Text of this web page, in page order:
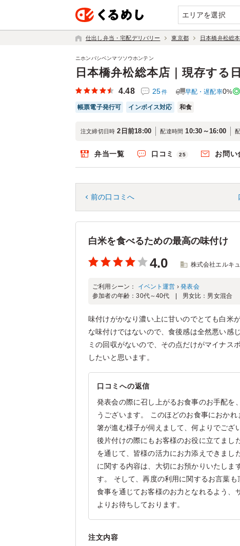
エリアを選択
仕出し弁当・宅配デリバリー 東京都 日本橋弁松総
日本橋弁松総本店｜現存する
ニホンバシベンマツソウホンテン
4.48 25件 早配・遅配率0%
帳票電子発行可 インボイス対応 和食
注文締切日時 2日前18:00 配達時間 10:30～16:00
弁当一覧 口コミ 25 お問い
前の口コミへ
白米を食べるための最高の味付け
4.0 株式会社エルキ
ご利用シーン： イベント運営 ›発表会
参加者の年齢：30代～40代 男女比： 男女混合
味付けがかなり濃い上に甘いのでとても白米
な味付けではないので、食後感は全然悪い感
ミの回収がないので、その点だけがマイナス
したいと思います。
口コミへの返信
発表会の際に召し上がるお食事のお手配を
うございます。 このほどのお食事におか
箸が進む様子が伺えまして、何よりでござ
後片付けの際にもお客様のお役に立てまし
を通じて、皆様の活力にお力添えできまし
に関する内容は、大切にお預かりいたしま
す。 そして、再度の利用に関するお言葉
食事を通じてお客様のお力となれるよう、
よりお待ちしております。
注文内容